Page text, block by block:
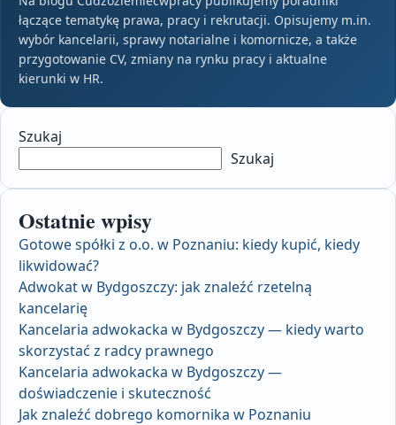
łączące tematykę prawa, pracy i rekrutacji. Opisujemy m.in.
wybór kancelarii, sprawy notarialne i komornicze, a także
przygotowanie CV, zmiany na rynku pracy i aktualne
kierunki w HR.
Szukaj
Szukaj
Ostatnie wpisy
Gotowe spółki z o.o. w Poznaniu: kiedy kupić, kiedy
likwidować?
Adwokat w Bydgoszczy: jak znaleźć rzetelną
kancelarię
Kancelaria adwokacka w Bydgoszczy — kiedy warto
skorzystać z radcy prawnego
Kancelaria adwokacka w Bydgoszczy —
doświadczenie i skuteczność
Jak znaleźć dobrego komornika w Poznaniu